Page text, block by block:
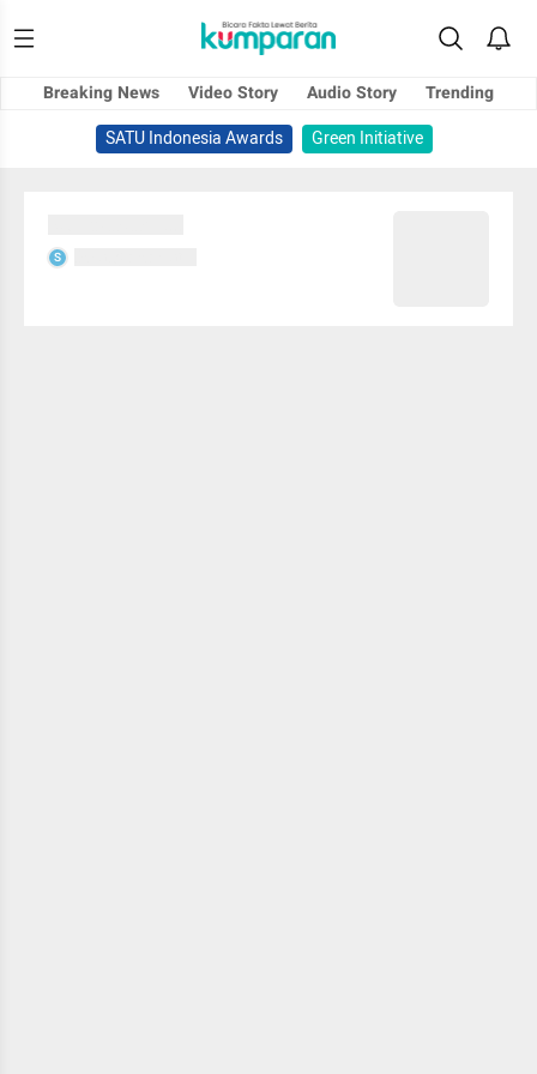
Breaking News Video Story Audio Story
Trending
SATU Indonesia Awards
Green Initiative
S